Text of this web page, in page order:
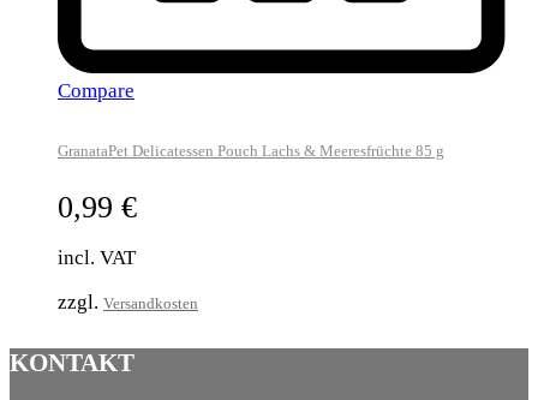
Compare
GranataPet Delicatessen Pouch Lachs & Meeresfrüchte 85 g
0,99 €
incl. VAT
zzgl. Versandkosten
KONTAKT